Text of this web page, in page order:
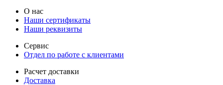
О нас
Наши сертификаты
Наши реквизиты
Сервис
Отдел по работе с клиентами
Расчет доставки
Доставка